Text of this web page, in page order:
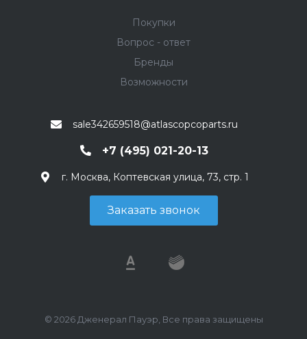
Покупки
Вопрос - ответ
Бренды
Возможности
sale342659518@atlascopcoparts.ru
+7 (495) 021-20-13
г. Москва, Коптевская улица, 73, стр. 1
Заказать звонок
© 2026 Дженерал Пауэр, Все права защищены